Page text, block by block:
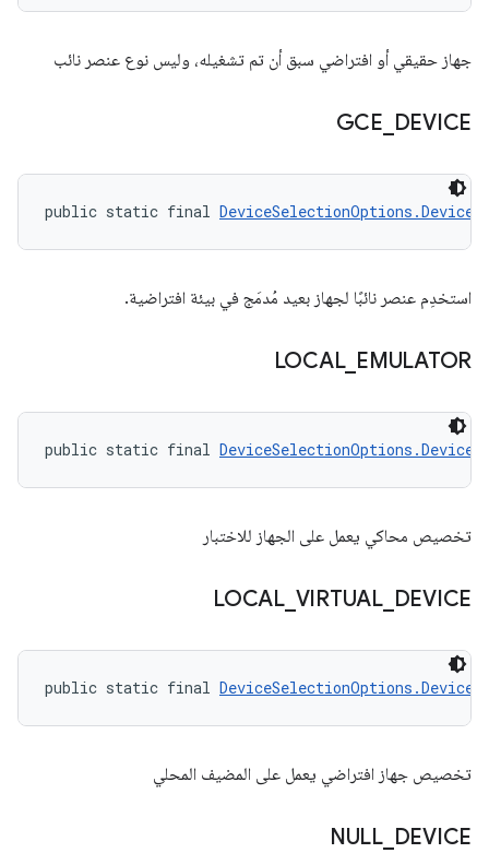
جهاز حقيقي أو افتراضي سبق أن تم تشغيله، وليس نوع عنصر نائب
GCE DEVICE
public static final
استخدِم عنصر نائبًا لجهاز بعيد مُدمَج في بيئة افتراضية.
LOCAL_ EMULATOR
public static final
تخصيص محاكي يعمل على الجهاز للاختبار
LOCAL_ VIRTUAL_ DEVICE
public static final
تخصيص جهاز افتراضي يعمل على المضيف المحلي
NULL_ DEVICE